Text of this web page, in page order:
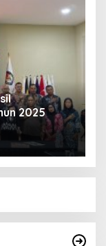
2025